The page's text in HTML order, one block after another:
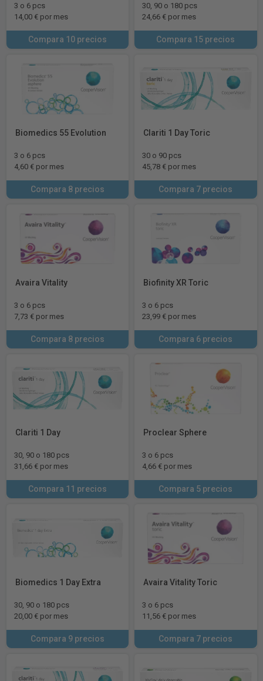
3 o 6 pcs
14,00 € por mes
Compara 10 precios
30, 90 o 180 pcs
24,66 € por mes
Compara 15 precios
Biomedics 55 Evolution
3 o 6 pcs
4,60 € por mes
Compara 8 precios
Clariti 1 Day Toric
30 o 90 pcs
45,78 € por mes
Compara 7 precios
Avaira Vitality
3 o 6 pcs
7,73 € por mes
Compara 8 precios
Biofinity XR Toric
3 o 6 pcs
23,99 € por mes
Compara 6 precios
Clariti 1 Day
30, 90 o 180 pcs
31,66 € por mes
Compara 11 precios
Proclear Sphere
3 o 6 pcs
4,66 € por mes
Compara 5 precios
Biomedics 1 Day Extra
30, 90 o 180 pcs
20,00 € por mes
Compara 9 precios
Avaira Vitality Toric
3 o 6 pcs
11,56 € por mes
Compara 7 precios